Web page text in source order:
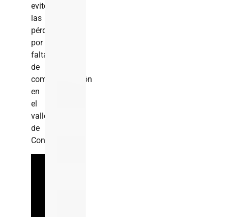
evite
las
pérdidas
por
falta
de
comercialización
en
el
valle
de
Constanza.